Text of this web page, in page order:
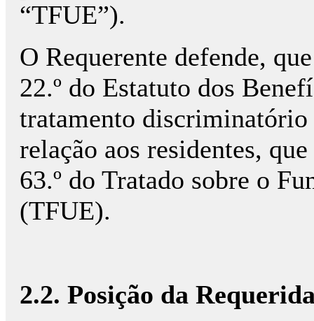
“TFUE”).
O Requerente defende,
22.º do Estatuto dos
tratamento discriminatório
relação aos residentes,
63.º do Tratado sobre o
(TFUE).
2.2. Posição da